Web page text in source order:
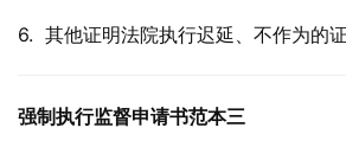
6.  其他证明法院执行迟延、不作为的
强制执行监督申请书范本三